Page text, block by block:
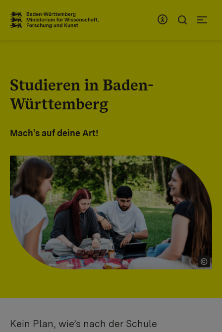
Studieren in Baden-
Württemberg
Mach's auf deine Art!
Kein Plan, wie’s nach der Schule